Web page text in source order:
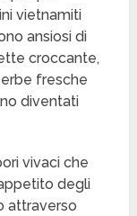
vietnamiti
ansiosi di
croccante,
fresche
diventati
vivaci che
degli
attraverso